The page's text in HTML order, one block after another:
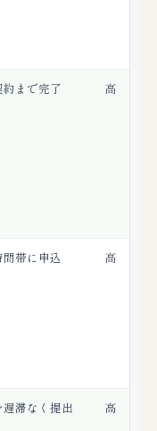
まで完了 高
帯に申込 高
滞なく提出 高